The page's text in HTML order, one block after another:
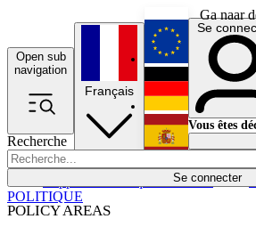
Ga naar
Open sub
navigation
Recherche
Se connecter
POLICY AREAS
Économie
Français
English
Deutsch
Español
Se
Vous êtes
POLITIQUE